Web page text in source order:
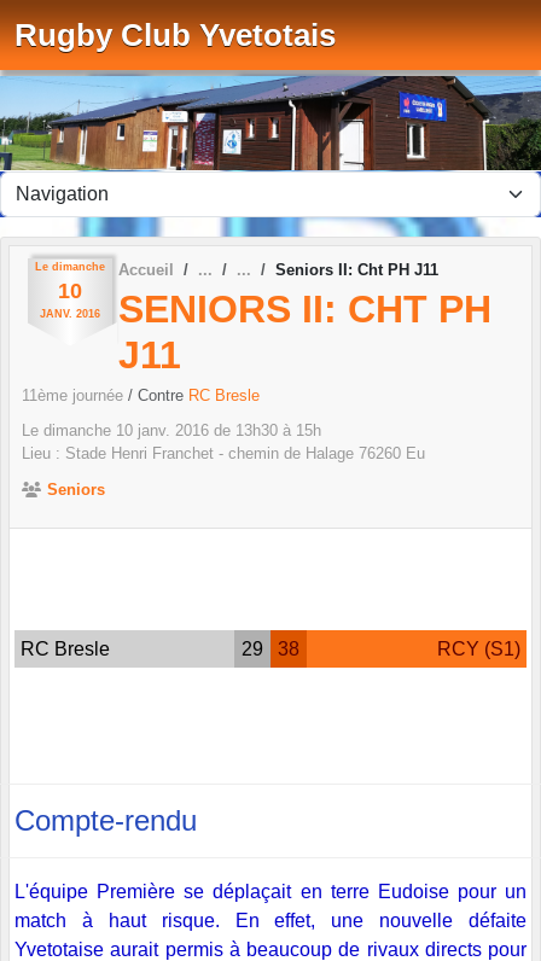
Rugby Club Yvetotais
Le dimanche
10
JANV. 2016
Accueil Seniors II: Cht PH J11
SENIORS II: CHT PH
J11
11ème journée / Contre RC Bresle
Le dimanche 10 janv. 2016 de 13h30 à 15h
Lieu : Stade Henri Franchet - chemin de Halage 76260 Eu
Seniors
RC Bresle 29 38 RCY (S1)
Compte-rendu
L'équipe Première se déplaçait en terre Eudoise pour un
match à haut risque. En effet, une nouvelle défaite
Yvetotaise aurait permis à beaucoup de rivaux directs pour